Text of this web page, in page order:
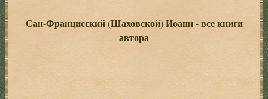
Сан-Францисский (Шаховской) Иоанн - все книги
автора